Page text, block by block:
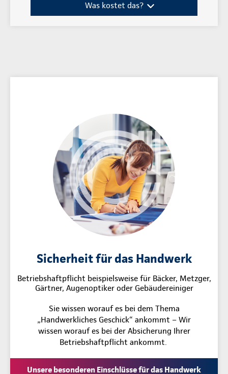
Was kostet das?
Sicherheit für das Handwerk
Betriebshaftpflicht beispielsweise für Bäcker, Metzger,
Gärtner, Augenoptiker oder Gebäudereiniger
Sie wissen worauf es bei dem Thema
„Handwerkliches Geschick“ ankommt – Wir
wissen worauf es bei der Absicherung Ihrer
Betriebshaftpflicht ankommt.
Unsere besonderen Einschlüsse für das Handwerk